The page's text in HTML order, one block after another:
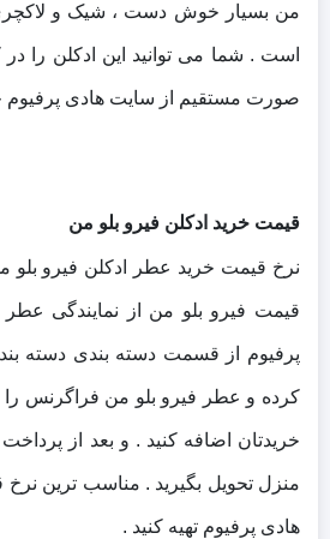
من بسیار خوش دست ، شیک و
است . شما می توانید این ادکلن را
صورت مستقیم از سایت هادی پرفیوم
قیمت خرید ادکلن فیرو بلو من
نرخ قیمت خرید عطر ادکلن فیرو بلو
قیمت فیرو بلو من از نمایندگی
پرفیوم از قسمت دسته بندی دسته
کرده و عطر فیرو بلو من فراگرنس را
خریدتان اضافه کنید . و بعد از
منزل تحویل بگیرید . مناسب ترین
هادی پرفیوم تهیه کنید .